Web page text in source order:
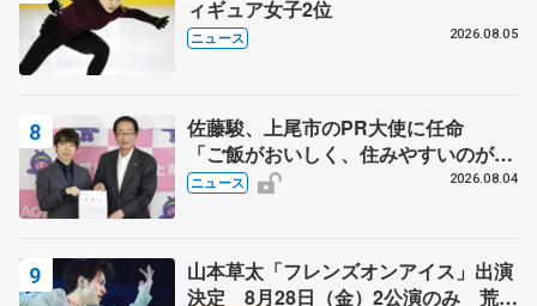
ィギュア女子2位
ニュース 2026.08.05
佐藤駿、上尾市のPR大使に任命
「ご飯がおいしく、住みやすいのが魅
力」
ニュース 2026.08.04
山本草太「フレンズオンアイス」出演
決定 8月28日（金）2公演のみ 荒川